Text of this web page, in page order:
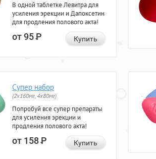
В одной таблетке Левитра для
усиления эрекции и Дапоксетин
для продления полового акта!
от 95Р Купить
Супер набор
(2х160мг, 4х80мг)
Попробуй все супер препараты
для усиления эрекции и
продления полового акта!
от 158Р Купить